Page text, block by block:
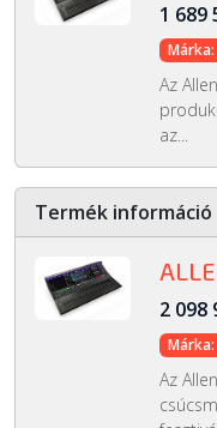
1 689
Az
az...
Termék információ
2 098
Az